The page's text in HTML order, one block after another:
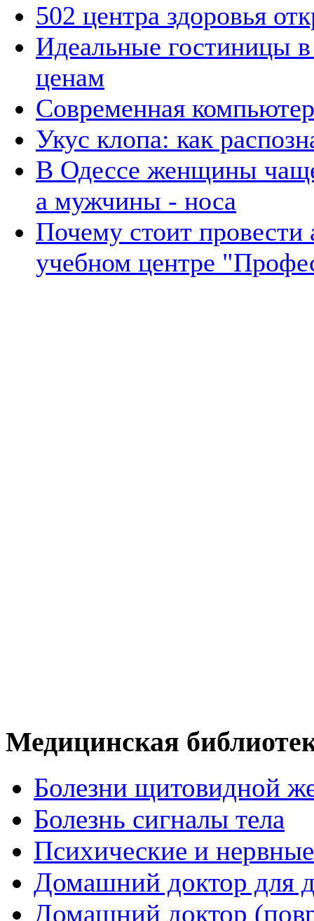
502 центра здоровья
Идеальные гостиницы
ценам
Современная
Укус клопа: как
В Одессе женщины
а мужчины - носа
Почему стоит провести
учебном центре
Медицинская
Болезни щитовидной
Болезнь сигналы тела
Психические и
Домашний доктор для
Домашний доктор